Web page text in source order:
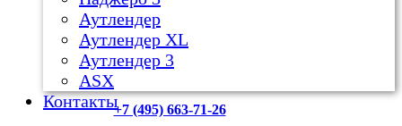
Аутлендер
Аутлендер ХL
Аутлендер 3
ASX
Контакты+7 (495) 663-71-26